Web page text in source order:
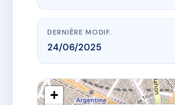
DERNIÈRE MODIF.
24/06/2025
+